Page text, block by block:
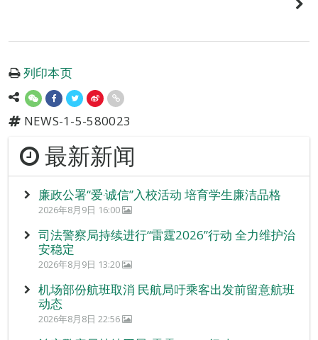
列印本页
NEWS-1-5-580023
最新新闻
廉政公署“爱‧诚信”入校活动 培育学生廉洁品格
2026年8月9日 16:00
司法警察局持续进行“雷霆2026”行动 全力维护治
安稳定
2026年8月9日 13:20
机场部份航班取消 民航局吁乘客出发前留意航班
动态
2026年8月8日 22:56